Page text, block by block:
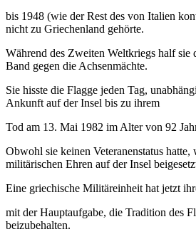
bis 1948 (wie der Rest des von Italien
nicht zu Griechenland gehörte.
Während des Zweiten Weltkriegs half sie
Band gegen die Achsenmächte.
Sie hisste die Flagge jeden Tag,
Ankunft auf der Insel bis zu ihrem
Tod am 13. Mai 1982 im Alter von 92
Obwohl sie keinen Veteranenstatus
militärischen Ehren auf der Insel
Eine griechische Militäreinheit hat jetzt
mit der Hauptaufgabe, die Tradition des
beizubehalten.